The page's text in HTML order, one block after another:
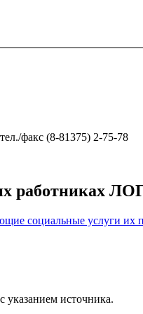
тел./факс (8-81375) 2-75-78
работниках
социальные услуги их
указанием источника.